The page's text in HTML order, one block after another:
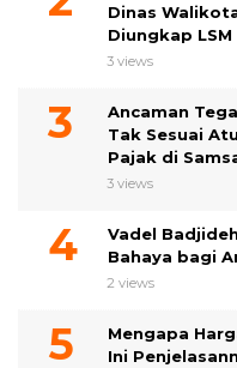
Dinas
Diungkap
3 views
Ancaman
Tak Sesuai
Pajak di
3 views
Vadel
Bahaya bagi
2 views
Mengapa
Ini